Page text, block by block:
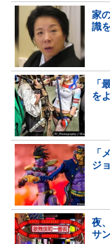
家
識
「
を
「
ジ
夜
サ